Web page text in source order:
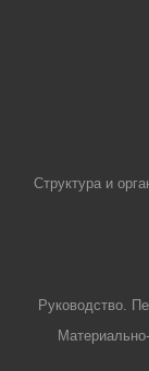
Структура и
Руководство.